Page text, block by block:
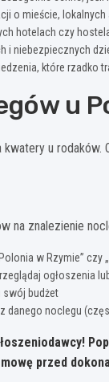
o mieście,
hotelach czy
i niebezpiecznych
które rzadko
u
u
na znalezienie
w Rzymie” czy
ogłoszenia
swój budżet
danego noclegu
przed